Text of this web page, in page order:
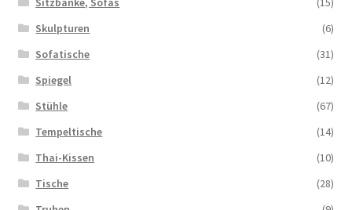
Skulpturen
(6)
Sofatische
(31)
Spiegel
(12)
Stühle
(67)
Tempeltische
(14)
Thai-Kissen
(10)
Tische
(28)